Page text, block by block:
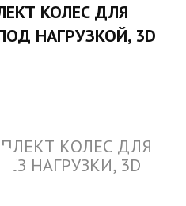
КОЛЕС ДЛЯ
НАГРУЗКОЙ, 3D